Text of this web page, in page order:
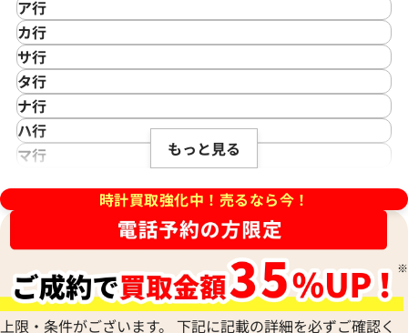
格
日時点の参考買取価格です
参考買取価格
※2025年10月9日時点の参考
ア行
IKEPOD
アイクポッド
IWC
アイダブリューシー
Azimuth
アジムース
ANONIMO
Alain Silberstein
アラン・シルベスタイン
Armand Nicolet
アルマン・ニコレ
WALTHAM
ウォルサム
カ行
CASIO
カシオ
Cartier
カルティエ
Gaga Milano
ガガミラノ
Quinting
クインティング
Cuervo y Sobrinos
クエルボ・イ・ソブリノス
CVSTOS
クストス
Chronoswiss
サ行
Saint Laurent
サンローラン
Shellman
シェルマン
CITIZEN
シチズン
Chopard
ショパール
CHAUMET
ショーメ
タ行
TAG Heuer
タグ・ホイヤー
Daniel Roth
ダニエル・ロート
TUDOR
チューダー(チュードル)
ティファニー
Dior
ディオール
ナ行
NOMOS Glashütte
ノモス グラスヒュッテ
ハ行
Hamilton
Harry Winston
ハリー・ウィンストン
Patek Philippe
Panerai
パネライ
Parmigiani Fleurier
マ行
MAURICE LACROIX
モーリス・ラクロア
RALPH LAUREN
ラルフ ローレン
リシャール・ミル
Louis Vuitton
ルイ・ヴィトン
もっと見る
時計買取強化中！売るなら今！
上限・条件がございます。 下記に記載の詳細を必ずご確認く